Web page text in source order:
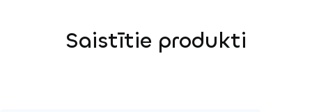
Saistītie produkti